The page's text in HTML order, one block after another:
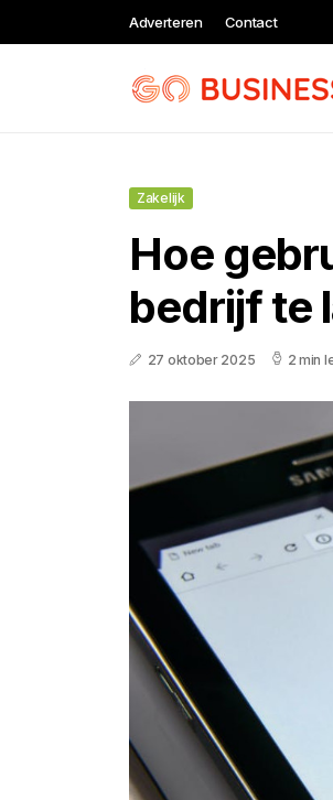
Adverteren Contact
Zakelijk
Hoe
bedrijf te
27 oktober 2025 2 min